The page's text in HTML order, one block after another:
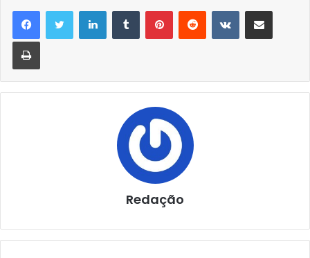
LinkedinTumblr PinterestReddit VK Compartilhar via e-mail
Imprimir
Redação